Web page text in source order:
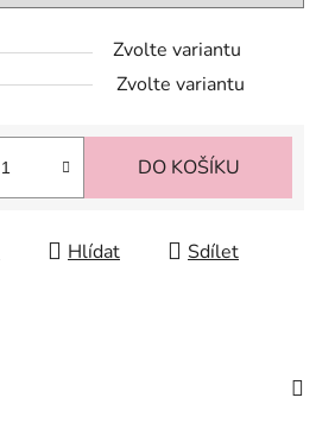
Zvolte variantu
Zvolte variantu
DO KOŠÍKU
Hlídat Sdílet